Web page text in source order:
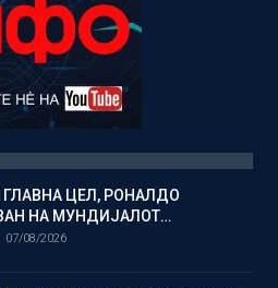
ГЛАВНА ЦЕЛ, РОНАЛДО
НА МУНДИЈАЛОТ…
07/08/2026